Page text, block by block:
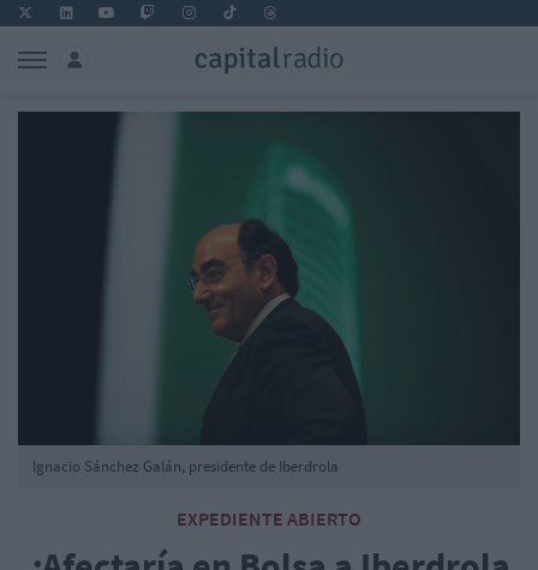
EXPEDIENTE ABIERTO
Ignacio Sánchez Galán, presidente de Iberdrola